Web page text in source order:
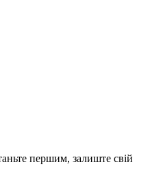
першим, залиште свій